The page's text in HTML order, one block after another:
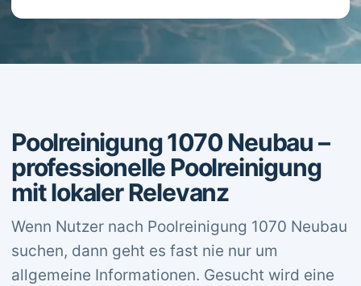
Poolreinigung 1070 Neubau –
professionelle Poolreinigung
mit lokaler Relevanz
Wenn Nutzer nach Poolreinigung 1070 Neubau
suchen, dann geht es fast nie nur um
allgemeine Informationen. Gesucht wird eine